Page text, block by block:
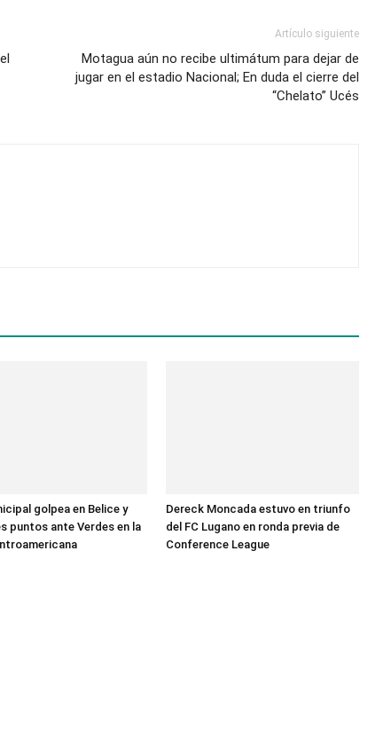
Artículo siguiente
Motagua aún no recibe ultimátum para dejar de
jugar en el estadio Nacional; En duda el cierre del
“Chelato” Ucés
golpea en Belice y
puntos ante Verdes en la
Dereck Moncada estuvo en triunfo
del FC Lugano en ronda previa de
Conference League